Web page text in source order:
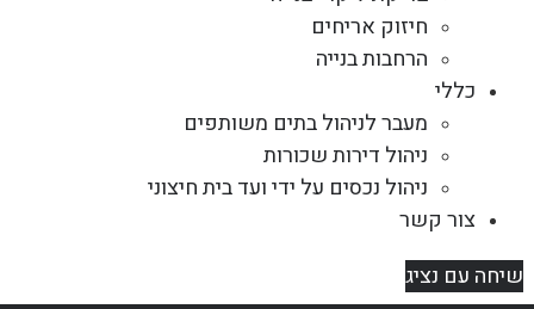
חיזוק אריחים
הרחבות בנייה
כללי
מעבר לניהול בתים משותפים
ניהול דירות שכורות
ניהול נכסים על ידי ועד בית חיצוני
צור קשר
שיחה עם נציג